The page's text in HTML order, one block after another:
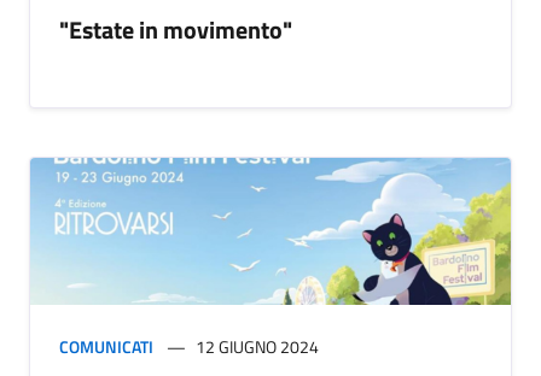
"Estate in movimento"
COMUNICATI 12 GIUGNO 2024